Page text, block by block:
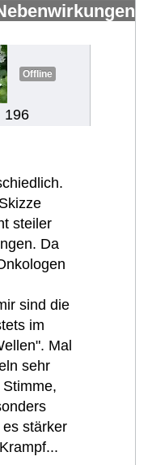
Offline
196
steiler
Da
sind die
im
Mal
sehr
stärker